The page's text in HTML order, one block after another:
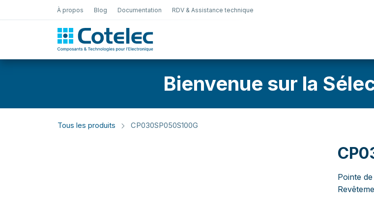
À propos Blog Documentation RDV & Assistance technique
Bienvenue sur la
Tous les produits CP030SP050S100G
Pointe